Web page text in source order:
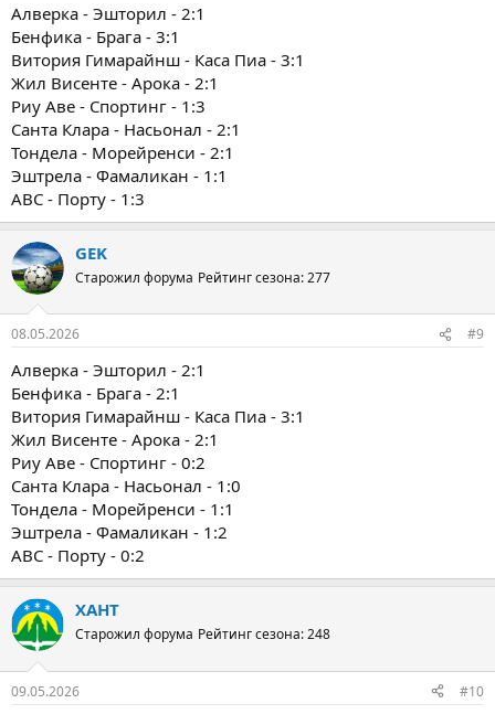
Алверка - Эшторил - 2:1
Бенфика - Брага - 3:1
Витория Гимарайнш - Каса Пиа - 3:1
Жил Висенте - Арока - 2:1
Риу Аве - Спортинг - 1:3
Санта Клара - Насьонал - 2:1
Тондела - Морейренси - 2:1
Эштрела - Фамаликан - 1:1
ABC - Порту - 1:3
GEK
Старожил форума Рейтинг сезона: 277
08.05.2026 #9
Алверка - Эшторил - 2:1
Бенфика - Брага - 2:1
Витория Гимарайнш - Каса Пиа - 3:1
Жил Висенте - Арока - 2:1
Риу Аве - Спортинг - 0:2
Санта Клара - Насьонал - 1:0
Тондела - Морейренси - 1:1
Эштрела - Фамаликан - 1:2
ABC - Порту - 0:2
ХАНТ
Старожил форума Рейтинг сезона: 248
09.05.2026 #10